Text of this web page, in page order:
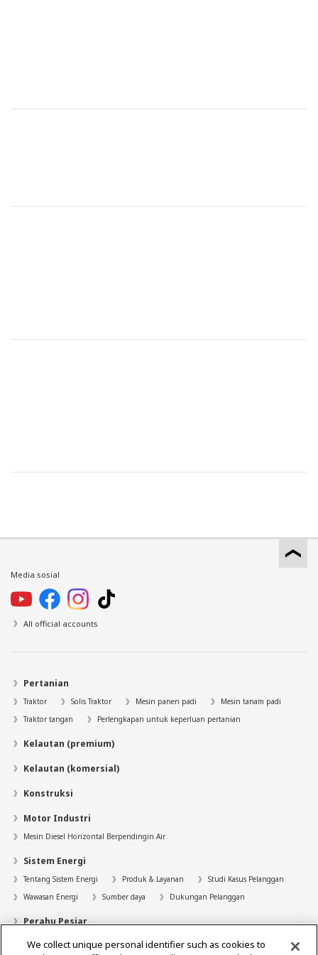
Media sosial
All official accounts
Pertanian
Traktor Solis Traktor Mesin panen padi
Mesin tanam padi
Traktor tangan
Perlengkapan untuk keperluan pertanian
Kelautan (premium)
Kelautan (komersial)
Konstruksi
Motor Industri
Mesin Diesel Horizontal Berpendingin Air
Sistem Energi
Tentang Sistem Energi Produk & Layanan
Studi Kasus Pelanggan
Wawasan Energi
Sumber daya Dukungan Pelanggan
Perahu Pesiar
Pencari Dealer
We collect unique personal identifier such as cookies to